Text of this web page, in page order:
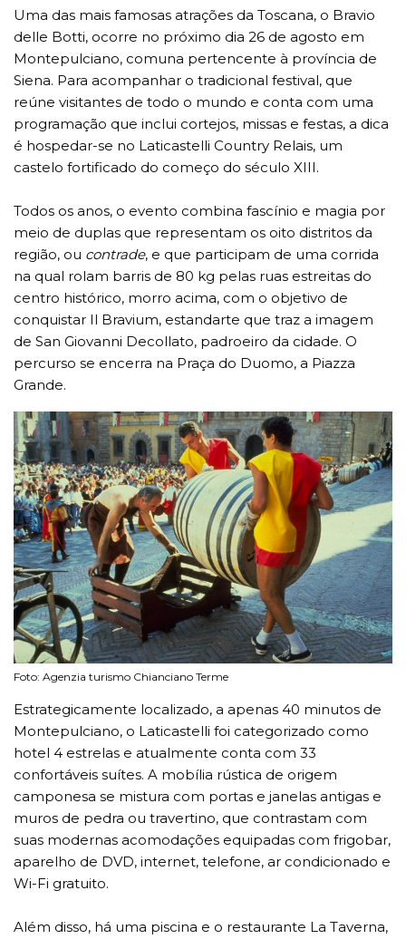
Uma das mais famosas atrações da Toscana, o Bravio
delle Botti, ocorre no próximo dia 26 de agosto em
Montepulciano, comuna pertencente à província de
Siena. Para acompanhar o tradicional festival, que
reúne visitantes de todo o mundo e conta com uma
programação que inclui cortejos, missas e festas, a dica
é hospedar-se no Laticastelli Country Relais, um
castelo fortificado do começo do século XIII.
Todos os anos, o evento combina fascínio e magia por
meio de duplas que representam os oito distritos da
região, ou contrade, e que participam de uma corrida
na qual rolam barris de 80 kg pelas ruas estreitas do
centro histórico, morro acima, com o objetivo de
conquistar Il Bravium, estandarte que traz a imagem
de San Giovanni Decollato, padroeiro da cidade. O
percurso se encerra na Praça do Duomo, a Piazza
Grande.
Foto: Agenzia turismo Chianciano Terme
Estrategicamente localizado, a apenas 40 minutos de
Montepulciano, o Laticastelli foi categorizado como
hotel 4 estrelas e atualmente conta com 33
confortáveis suítes. A mobília rústica de origem
camponesa se mistura com portas e janelas antigas e
muros de pedra ou travertino, que contrastam com
suas modernas acomodações equipadas com frigobar,
aparelho de DVD, internet, telefone, ar condicionado e
Wi-Fi gratuito.
Além disso, há uma piscina e o restaurante La Taverna,